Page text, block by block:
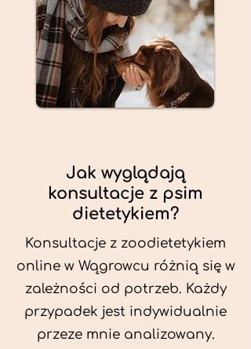
Jak wyglądają
konsultacje z psim
dietetykiem?
Konsultacje z zoodietetykiem
online w Wągrowcu różnią się w
zależności od potrzeb. Każdy
przypadek jest indywidualnie
przeze mnie analizowany.